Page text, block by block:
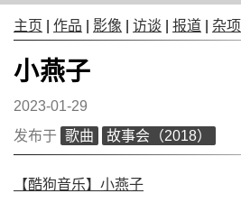
主页 作品 影像 访谈 报道 杂项
小燕子
2023-01-29
发布于 歌曲 故事会（2018）
【酷狗音乐】小燕子